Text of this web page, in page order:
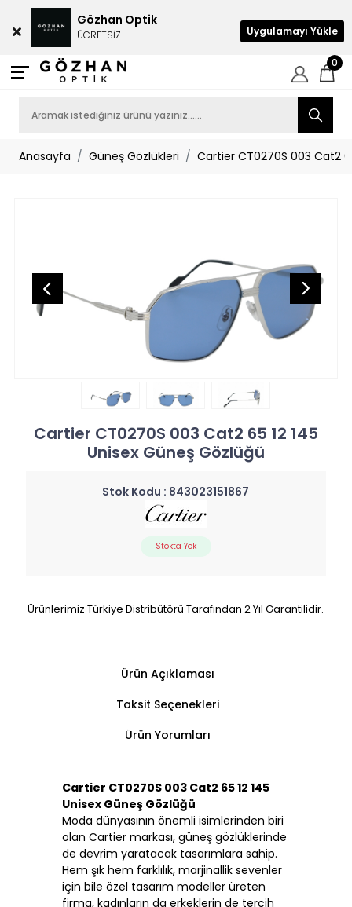
0
Anasayfa Güneş Gözlükleri Cartier CT0270S 003 Cat2
Cartier CT0270S 003 Cat2 65 12 145
Unisex Güneş Gözlüğü
Stok Kodu : 843023151867
Stokta Yok
Ürünlerimiz Türkiye Distribütörü Tarafından 2 Yıl Garantilidir.
Ürün Açıklaması
Taksit Seçenekleri
Ürün Yorumları
Cartier CT0270S 003 Cat2 65 12 145
Unisex Güneş Gözlüğü
Moda dünyasının önemli isimlerinden biri
olan Cartier markası, güneş gözlüklerinde
de devrim yaratacak tasarımlara sahip.
Hem şık hem farklılık, marjinallik sevenler
için bile özel tasarım modeller üreten
firma, kadınların da erkeklerin de tercih
Gözhan Optik
ÜCRETSİZ Uygulamayı Yükle